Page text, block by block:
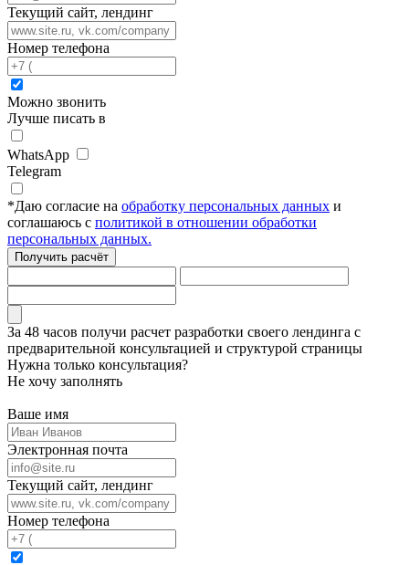
Текущий сайт, лендинг
Номер телефона
Можно звонить
Лучше писать в
WhatsApp
Telegram
*Даю согласие на обработку персональных данных и
соглашаюсь с политикой в отношении обработки
персональных данных.
Получить расчёт
За 48 часов получи расчет разработки своего лендинга с
предварительной консультацией и структурой страницы
Нужна только консультация?
Не хочу заполнять
Ваше имя
Электронная почта
Текущий сайт, лендинг
Номер телефона